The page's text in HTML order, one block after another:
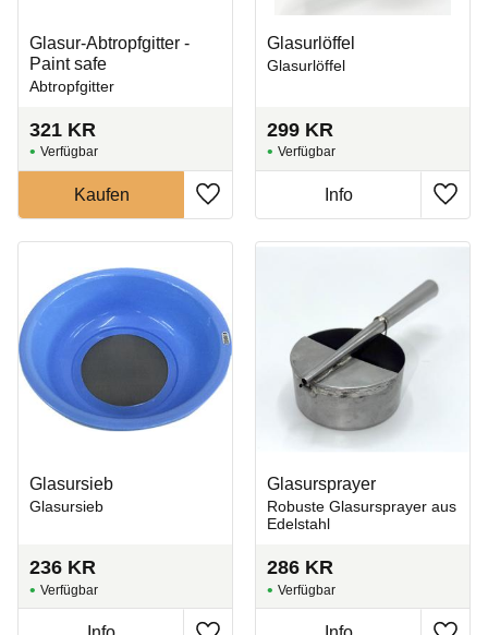
Glasur-Abtropfgitter -
Paint safe
Abtropfgitter
321 KR
Zu Favoriten hinzufügen
Glasurlöffel
Glasurlöffel
299 KR
Zu
Glasursieb
Glasursieb
236 KR
Glasursprayer
Robuste Glasursprayer aus
Edelstahl
286 KR